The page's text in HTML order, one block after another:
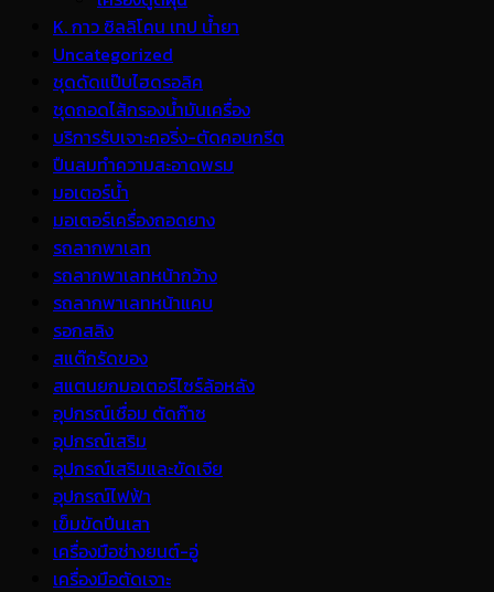
K. กาว ซิลลิโคน เทป น้ำยา
Uncategorized
ชุดดัดแป๊บไฮดรอลิค
ชุดถอดไส้กรองน้ำมันเครื่อง
บริการรับเจาะคอริ่ง-ตัดคอนกรีต
ปืนลมทำความสะอาดพรม
มอเตอร์น้ำ
มอเตอร์เครื่องถอดยาง
รถลากพาเลท
รถลากพาเลทหน้ากว้าง
รถลากพาเลทหน้าแคบ
รอกสลิง
สแต๊กรัดของ
สแตนยกมอเตอร์ไซร์ล้อหลัง
อุปกรณ์เชื่อม ตัดก๊าซ
อุปกรณ์เสริม
อุปกรณ์เสริมและขัดเจีย
อุปกรณ์ไฟฟ้า
เข็มขัดปีนเสา
เครื่องมือช่างยนต์-อู่
เครื่องมือตัดเจาะ